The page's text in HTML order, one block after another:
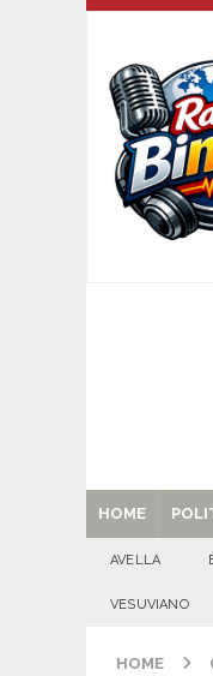
HOME
AVELLA
VESUVIANO
HOME